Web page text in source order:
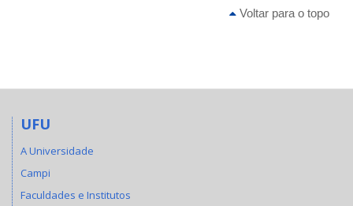
Voltar para o topo
UFU
A Universidade
Campi
Faculdades e Institutos